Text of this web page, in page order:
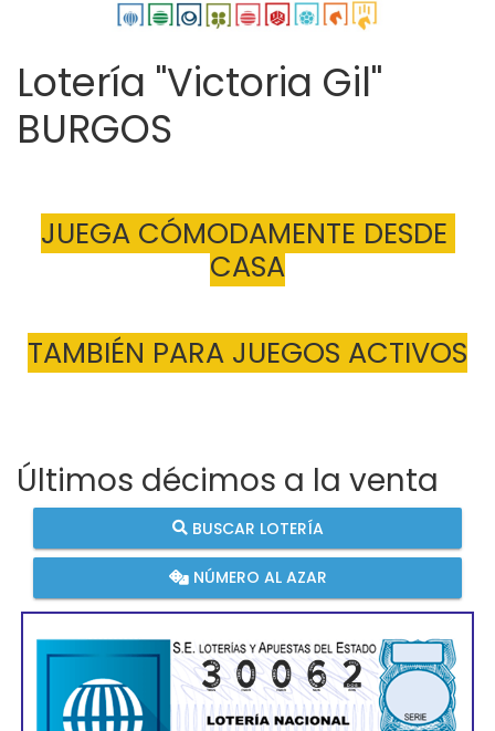
Lotería "Victoria Gil"
BURGOS
JUEGA CÓMODAMENTE DESDE
CASA
TAMBIÉN PARA JUEGOS ACTIVOS
Últimos décimos a la venta
BUSCAR LOTERÍA
NÚMERO AL AZAR